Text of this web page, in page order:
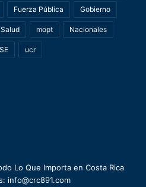
Fuerza Pública Gobierno
mopt Nacionales
ucr
Lo Que Importa en Costa Rica
info@crc891.com